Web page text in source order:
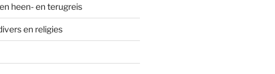
heen- en terugreis
en religies